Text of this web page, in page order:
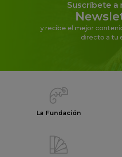
Suscríbete a
y recibe el mejor
directo a tu
La Fundación